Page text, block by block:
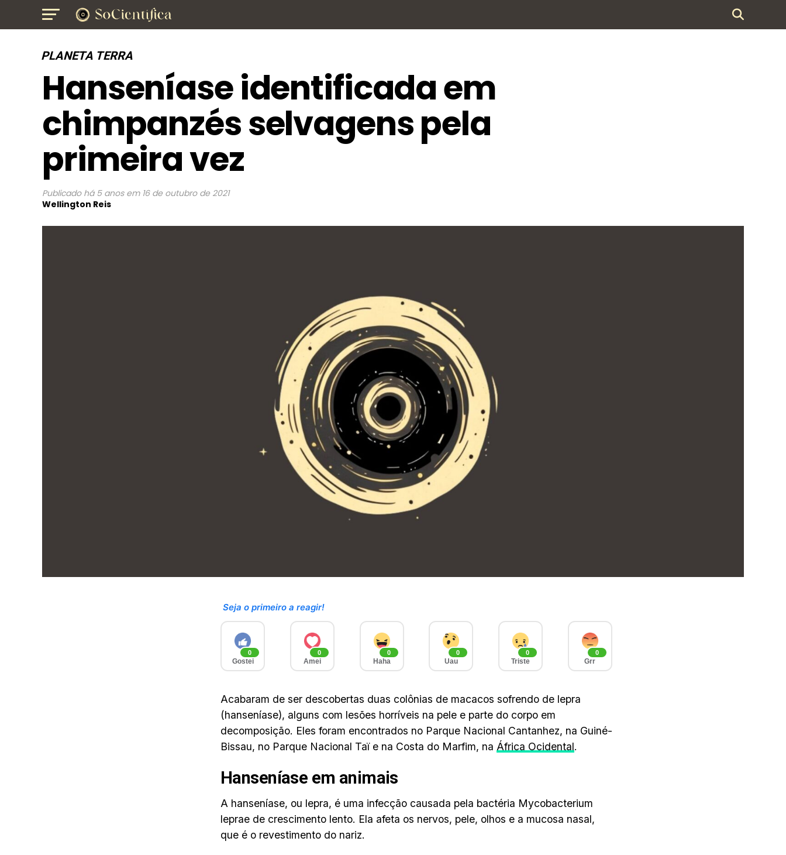
PLANETA TERRA
Hanseníase identificada em
chimpanzés selvagens pela
primeira vez
Publicado há 5 anos em 16 de outubro de 2021
Wellington Reis
Seja o primeiro a reagir!
0
Gostei
0
Amei
0
Haha
0
Uau
0
Triste
0
Grr
Acabaram de ser descobertas duas colônias de macacos sofrendo de lepra
(hanseníase), alguns com lesões horríveis na pele e parte do corpo em
decomposição. Eles foram encontrados no Parque Nacional Cantanhez, na Guiné-
Bissau, no Parque Nacional Taï e na Costa do Marfim, na África Ocidental.
Hanseníase em animais
A hanseníase, ou lepra, é uma infecção causada pela bactéria Mycobacterium
leprae de crescimento lento. Ela afeta os nervos, pele, olhos e a mucosa nasal,
que é o revestimento do nariz.